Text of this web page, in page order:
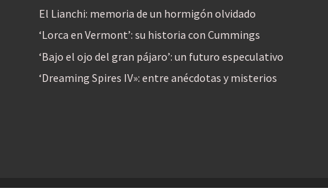
El Lianchi: memoria de un hormigón olvidado
‘Lorca en Vermont’: su historia con Cummings
‘Bajo el ojo del gran pájaro’: un futuro especulativo
‘Dreaming Spires IV»: entre anécdotas y misterios